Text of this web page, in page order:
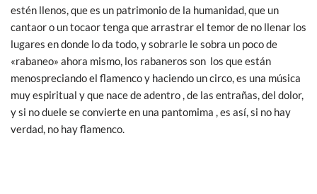
estén llenos, que es un patrimonio de la humanidad, que un
cantaor o un tocaor tenga que arrastrar el temor de no llenar los
lugares en donde lo da todo, y sobrarle le sobra un poco de
«rabaneo» ahora mismo, los rabaneros son los que están
menospreciando el flamenco y haciendo un circo, es una música
muy espiritual y que nace de adentro , de las entrañas, del dolor,
y si no duele se convierte en una pantomima , es así, si no hay
verdad, no hay flamenco.